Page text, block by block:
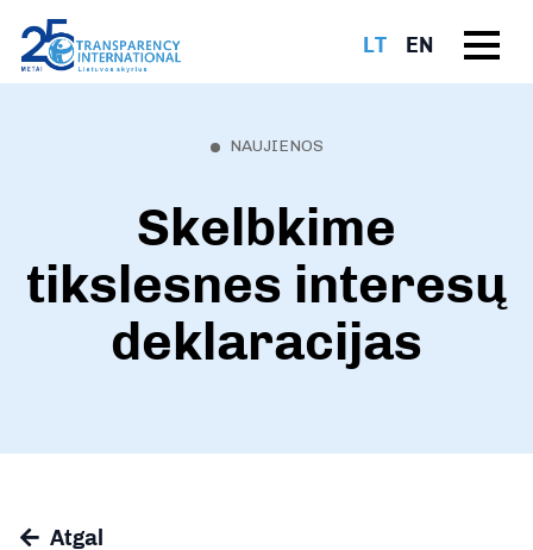
LT EN
NAUJIENOS
Skelbkime
tikslesnes interesų
deklaracijas
Atgal